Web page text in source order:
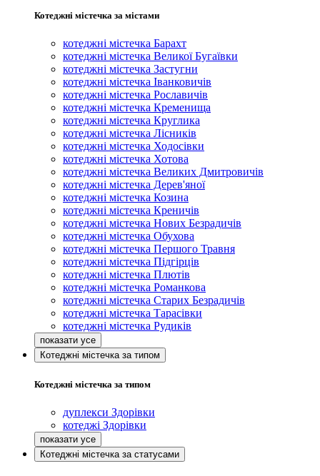
Котеджні містечка за містами
котеджні містечка Барахт
котеджні містечка Великої Бугаївки
котеджні містечка Застугни
котеджні містечка Іванковичів
котеджні містечка Рославичів
котеджні містечка Кременища
котеджні містечка Круглика
котеджні містечка Лісників
котеджні містечка Ходосівки
котеджні містечка Хотова
котеджні містечка Великих Дмитровичів
котеджні містечка Дерев'яної
котеджні містечка Козина
котеджні містечка Креничів
котеджні містечка Нових Безрадичів
котеджні містечка Обухова
котеджні містечка Першого Травня
котеджні містечка Підгірців
котеджні містечка Плютів
котеджні містечка Романкова
котеджні містечка Старих Безрадичів
котеджні містечка Тарасівки
котеджні містечка Рудиків
Котеджні містечка за типом
Котеджні містечка за типом
дуплекси Здорівки
котеджі Здорівки
Котеджні містечка за статусами